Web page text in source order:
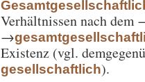
Verhältnissen nach dem
→
Existenz (vgl.
gesellschaftlich).